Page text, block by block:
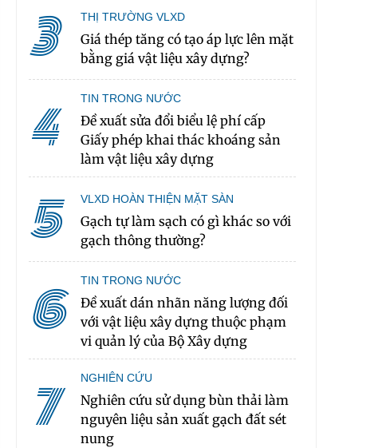
3 THỊ TRƯỜNG VLXD
Giá thép tăng có tạo áp lực lên mặt
bằng giá vật liệu xây dựng?
4 TIN TRONG NƯỚC
Đề xuất sửa đổi biểu lệ phí cấp
Giấy phép khai thác khoáng sản
làm vật liệu xây dựng
5 VLXD HOÀN THIỆN MẶT SÀN
Gạch tự làm sạch có gì khác so với
gạch thông thường?
6 TIN TRONG NƯỚC
Đề xuất dán nhãn năng lượng đối
với vật liệu xây dựng thuộc phạm
vi quản lý của Bộ Xây dựng
7 NGHIÊN CỨU
Nghiên cứu sử dụng bùn thải làm
nguyên liệu sản xuất gạch đất sét
nung